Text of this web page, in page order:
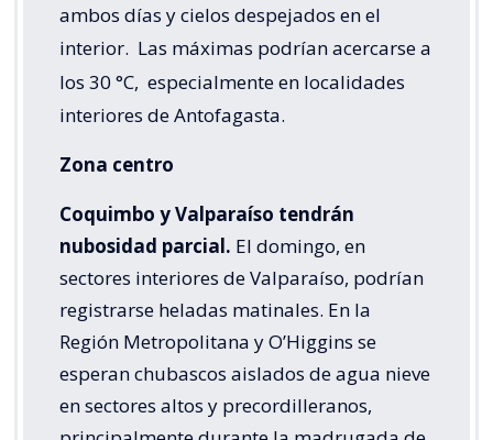
ambos días y cielos despejados en el
interior. Las máximas podrían acercarse a
los 30 °C, especialmente en localidades
interiores de Antofagasta.
Zona centro
Coquimbo y Valparaíso tendrán
nubosidad parcial. El domingo, en
sectores interiores de Valparaíso, podrían
registrarse heladas matinales. En la
Región Metropolitana y O’Higgins se
esperan chubascos aislados de agua nieve
en sectores altos y precordilleranos,